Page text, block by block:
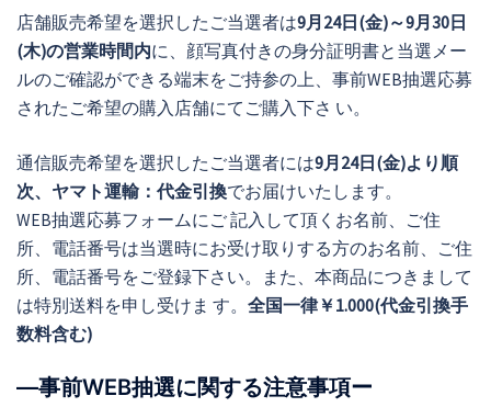
店舗販売希望を選択したご当選者は9月24日(金)～9月30日
(木)の営業時間内に、顔写真付きの身分証明書と当選メー
ルのご確認ができる端末をご持参の上、事前WEB抽選応募
されたご希望の購入店舗にてご購入下さ い。
通信販売希望を選択したご当選者には9月24日(金)より順
次、ヤマト運輸：代金引換でお届けいたします。
WEB抽選応募フォームにご 記入して頂くお名前、ご住
所、電話番号は当選時にお受け取りする方のお名前、ご住
所、電話番号をご登録下さい。また、本商品につきまして
は特別送料を申し受けま す。 全国一律￥1.000(代金引換手
数料含む)
―事前WEB抽選に関する注意事項ー